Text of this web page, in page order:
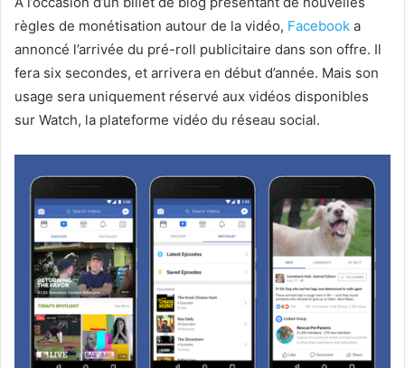
règles de monétisation autour de la vidéo, Facebook a
annoncé l’arrivée du pré-roll publicitaire dans son offre. Il
fera six secondes, et arrivera en début d’année. Mais son
usage sera uniquement réservé aux vidéos disponibles
sur Watch, la plateforme vidéo du réseau social.